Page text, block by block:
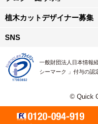
植木カットデザイナー募集
SNS
一般財団法人日本情報
シーマーク 」付与の認
© Quick